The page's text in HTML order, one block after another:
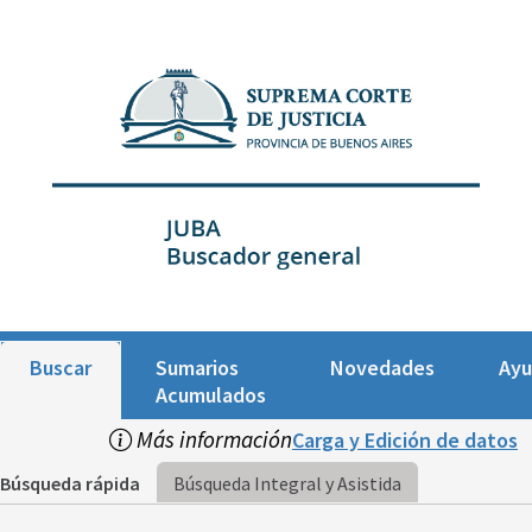
Buscar
Sumarios
Acumulados
Novedades
Más informaciónCarga y Edición de datos
Búsqueda rápida Búsqueda Integral y Asistida